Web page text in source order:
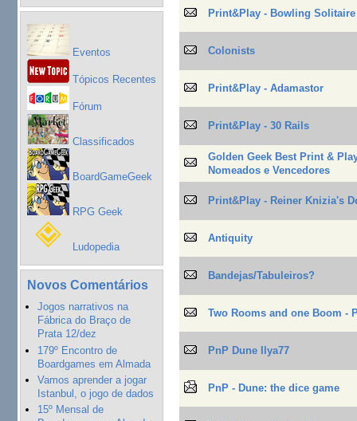
Eventos
Tópicos Recentes
Fórum
Classificados
BoardGameGeek
RPG Geek
Ludopedia
Novos Comentários
Jogos narrativos na
Fábrica do Braço de
Prata 12/dez
179º Encontro de
Boardgames em Almada
Vamos aprender a jogar
Istanbul, o jogo de dados
15º Mensal de
Print&Play - Bowling Solitaire
Colonists
Print&Play - Adamastor
Print&Play - 30 Rails
Golden Geek Best Print &
Nomeados e Vencedores
Print&Play - Reiner Knizia's
Antiquity
Bandejas/Tabuleiros?
Two Rooms and one Boom -
PnP Dune Ilya77
PnP - Dune: the dice game